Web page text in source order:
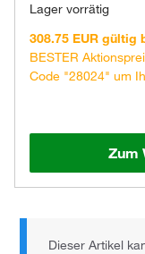
Lager vorrätig
308.75 EUR gültig
BESTER
Code "28024" um
Zum
Dieser Artikel